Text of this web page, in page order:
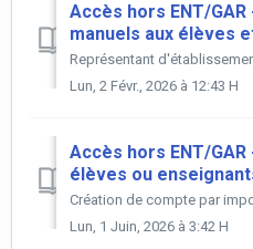
Accès hors ENT/
manuels aux élèves
Lun, 2 Févr., 2026 à 12:43 H
Accès hors ENT/
élèves ou
Lun, 1 Juin, 2026 à 3:42 H